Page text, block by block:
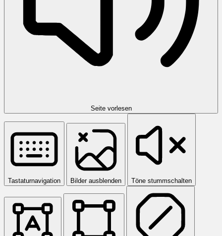
Seite vorlesen
Tastaturnavigation Bilder ausblenden Töne stummschalten